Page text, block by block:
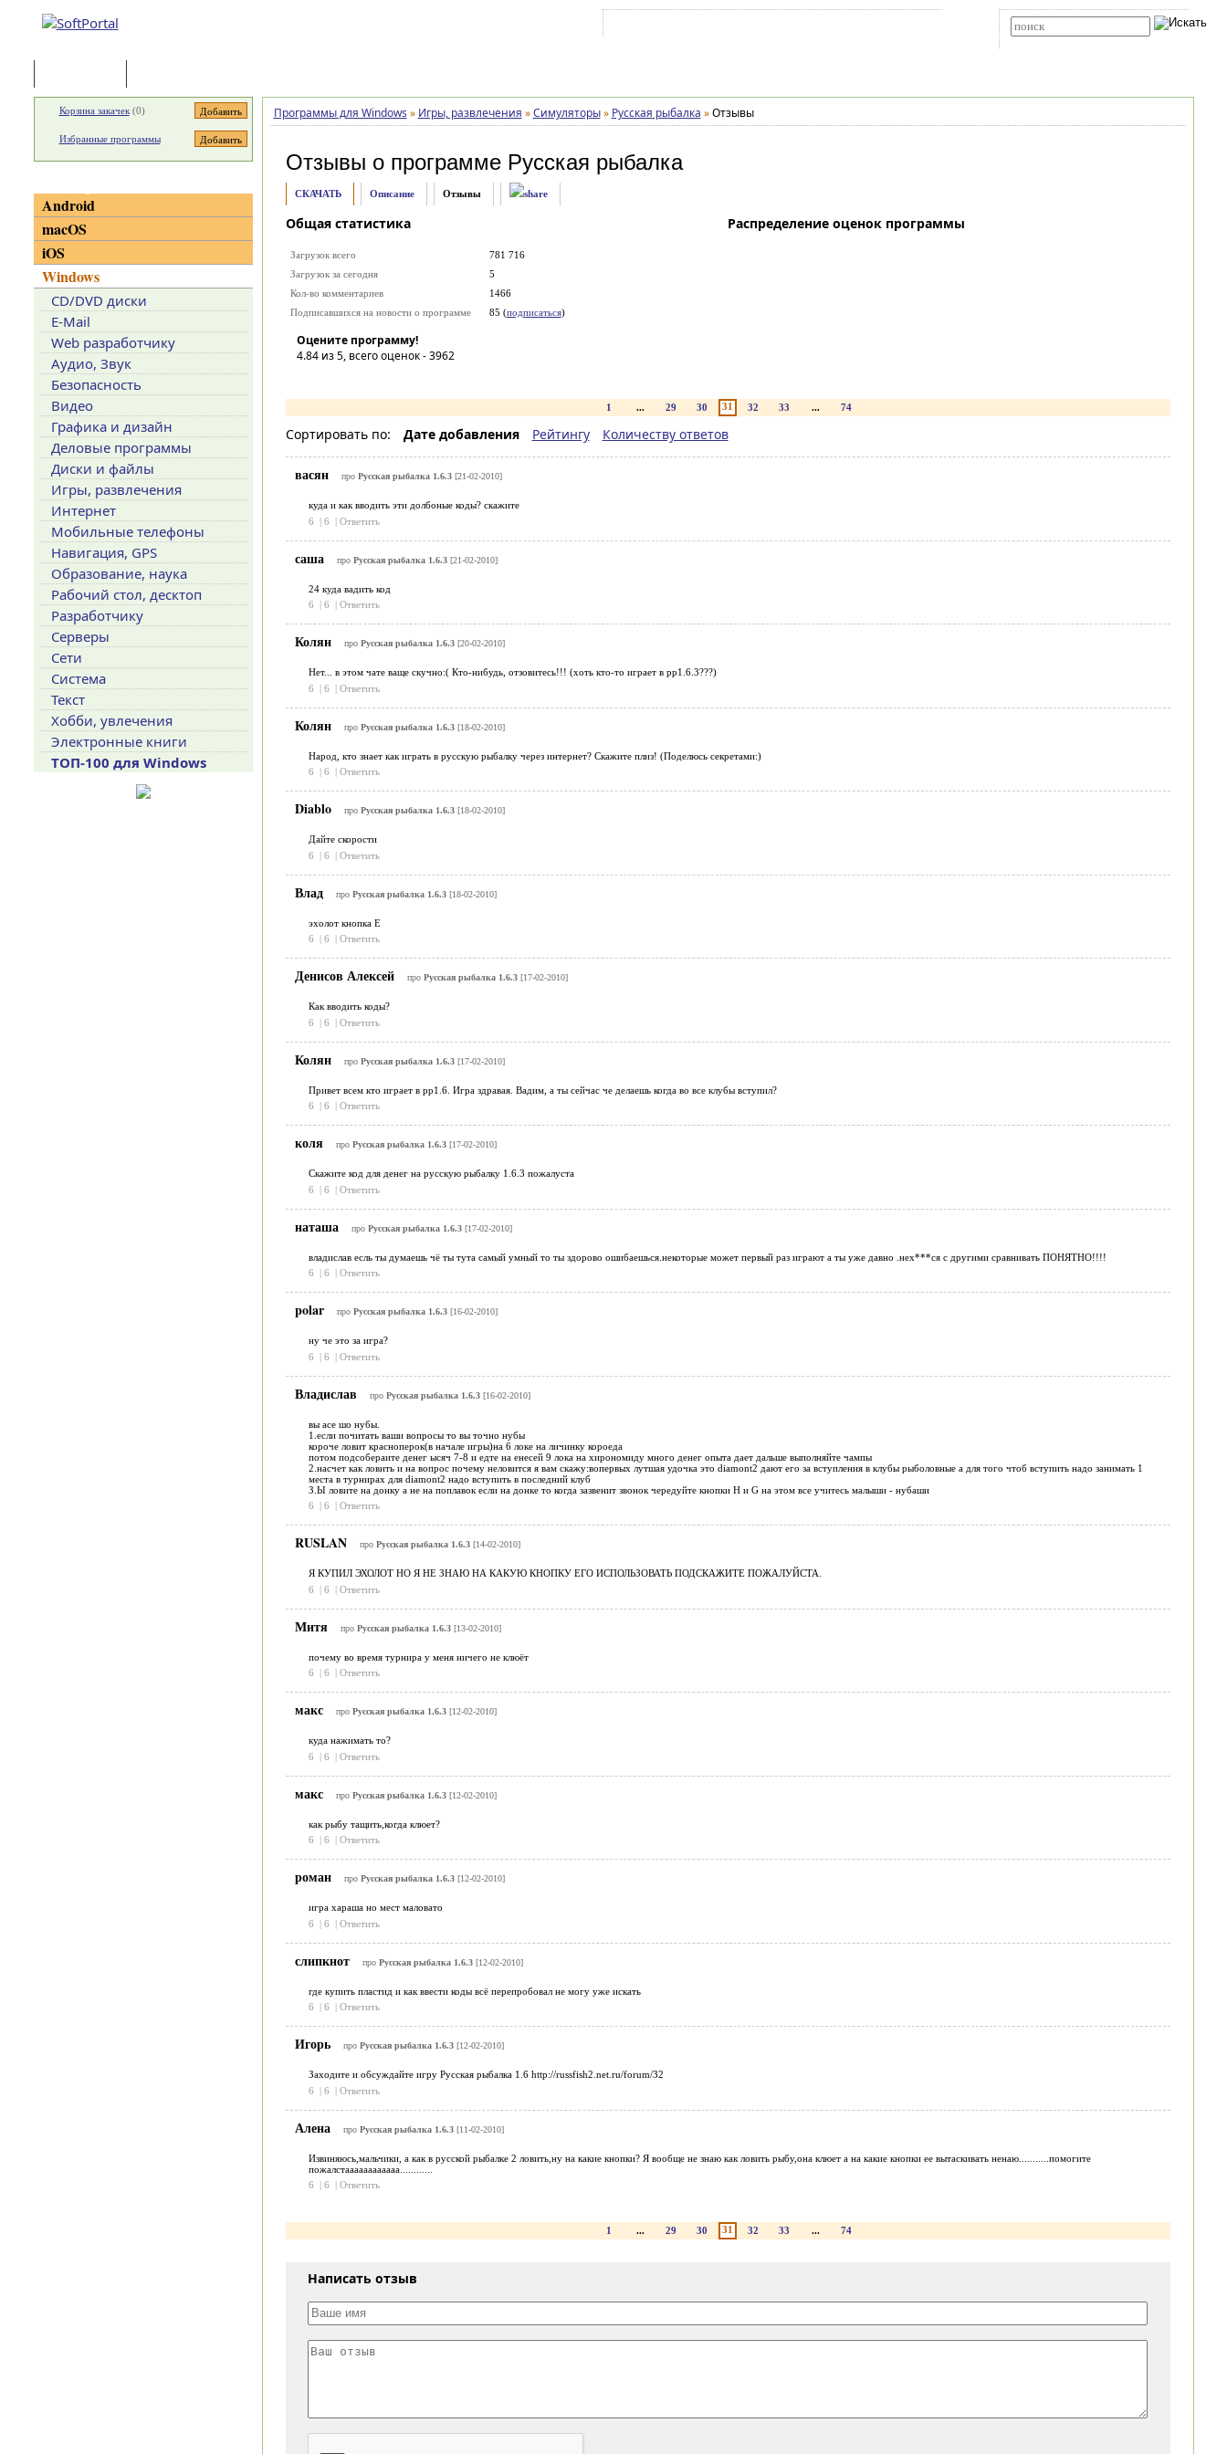
Программы для Windows » Игры, развлечения » Симуляторы » Русская рыбалка » Отзывы
Отзывы о программе Русская рыбалка
СКАЧАТЬ Описание Отзывы
Общая статистика
Загрузок всего
781 716
Загрузок за сегодня
5
Кол-во комментариев
1466
Подписавшихся на новости о программе
85 (подписаться)
Оцените программу!
4.84из 5, всего оценок -3962
Распределение оценок программы
1 ... 29 30 31 32 33 ... 74
Сортировать по: Дате добавления Рейтингу Количеству ответов
васян про Русская рыбалка 1.6.3[21-02-2010]
куда и как вводить эти долбоные коды? скажите
6
| 6 | Ответить
саша про Русская рыбалка 1.6.3[21-02-2010]
24 куда вадить код
6
| 6 | Ответить
Колян про Русская рыбалка 1.6.3[20-02-2010]
Нет... в этом чате ваще скучно:( Кто-нибудь, отзовитесь!!! (хоть кто-то играет в рр1.6.3???)
6
| 6 | Ответить
Колян про Русская рыбалка 1.6.3[18-02-2010]
Народ, кто знает как играть в русскую рыбалку через интернет? Скажите плиз! (Поделюсь секретами:)
6
| 6 | Ответить
Diablo про Русская рыбалка 1.6.3[18-02-2010]
Дайте скорости
6
| 6 | Ответить
Влад про Русская рыбалка 1.6.3[18-02-2010]
эхолот кнопка E
6
| 6 | Ответить
Денисов Алексей про Русская рыбалка 1.6.3[17-02-2010]
Как вводить коды?
6
| 6 | Ответить
Колян про Русская рыбалка 1.6.3[17-02-2010]
Привет всем кто играет в рр1.6. Игра здравая. Вадим, а ты сейчас че делаешь когда во все клубы вступил?
6
| 6 | Ответить
коля про Русская рыбалка 1.6.3[17-02-2010]
Скажите код для денег на русскую рыбалку 1.6.3 пожалуста
6
| 6 | Ответить
наташа про Русская рыбалка 1.6.3[17-02-2010]
владислав есль ты думаешь чё ты тута самый умный то ты здорово ошибаешься.некоторые может первый раз играют а ты уже давно .нех***ся с другими сравнивать ПОНЯТНО!!!!
6
| 6 | Ответить
polar про Русская рыбалка 1.6.3[16-02-2010]
ну че это за игра?
6
| 6 | Ответить
Владислав про Русская рыбалка 1.6.3[16-02-2010]
вы асе шо нубы.
1.если почитать ваши вопросы то вы точно нубы
короче ловит красноперок(в начале игры)на 6 локе на личинку короеда
потом подсобераите денег ысяч 7-8 и едте на енесей 9 лока на хирономиду много денег опыта дает дальше выполняйте чампы
2.насчет как ловить и на вопрос почему неловится я вам скажу:вопервых лутшая удочка это diamont2 дают его за вступления в клубы рыболовные а для того чтоб вступить надо занимать 1
места в турнирах для diamont2 надо вступить в последний клуб
З.Ы ловите на донку а не на поплавок если на донке то когда зазвенит звонок чередуйте кнопки Н и G на этом все учитесь малыши - нубаши
6
| 6 | Ответить
RUSLAN про Русская рыбалка 1.6.3[14-02-2010]
Я КУПИЛ ЭХОЛОТ НО Я НЕ ЗНАЮ НА КАКУЮ КНОПКУ ЕГО ИСПОЛЬЗОВАТЬ ПОДСКАЖИТЕ ПОЖАЛУЙСТА.
6
| 6 | Ответить
Митя про Русская рыбалка 1.6.3[13-02-2010]
почему во время турнира у меня ничего не клюёт
6
| 6 | Ответить
макс про Русская рыбалка 1.6.3[12-02-2010]
куда нажимать то?
6
| 6 | Ответить
макс про Русская рыбалка 1.6.3[12-02-2010]
как рыбу тащить,когда клюет?
6
| 6 | Ответить
роман про Русская рыбалка 1.6.3[12-02-2010]
игра хараша но мест маловато
6
| 6 | Ответить
слипкнот про Русская рыбалка 1.6.3[12-02-2010]
где купить пластид и как ввести коды всё перепробовал не могу уже искать
6
| 6 | Ответить
Игорь про Русская рыбалка 1.6.3[12-02-2010]
Заходите и обсуждайте игру Русская рыбалка 1.6 http://russfish2.net.ru/forum/32
6
| 6 | Ответить
Алена про Русская рыбалка 1.6.3[11-02-2010]
Извиняюсь,мальчики, а как в русской рыбалке 2 ловить,ну на какие кнопки? Я вообще не знаю как ловить рыбу,она клюет а на какие кнопки ее вытаскивать ненаю...........помогите
пожалстаааааааааааа............
6
| 6 | Ответить
1 ... 29 30 31 32 33 ... 74
Написать отзыв
Корзина закачек(0)
Избранные программы
Android
macOS
iOS
Windows
CD/DVD диски
E-Mail
Web разработчику
Аудио, Звук
Безопасность
Видео
Графика и дизайн
Деловые программы
Диски и файлы
Игры, развлечения
Интернет
Мобильные телефоны
Навигация, GPS
Образование, наука
Рабочий стол, десктоп
Разработчику
Серверы
Сети
Система
Текст
Хобби, увлечения
Электронные книги
ТОП-100 для Windows